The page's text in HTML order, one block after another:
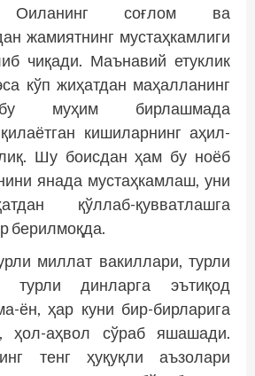
Оиланинг соғлом ва
жамиятнинг мустаҳкамлиги
чиқади. Маънавий етуклик
кўп жиҳатдан маҳалланинг
муҳим бирлашмада
кишиларнинг аҳил-
Шу боисдан ҳам бу ноёб
янада мустаҳкамлаш, уни
қўллаб-қувватлашга
берилмоқда.
миллат вакиллари, турли
турли динларга эътиқод
ён, ҳар куни бир-бирларига
ҳол-аҳвол сўраб яшашади.
тенг ҳуқуқли аъзолари